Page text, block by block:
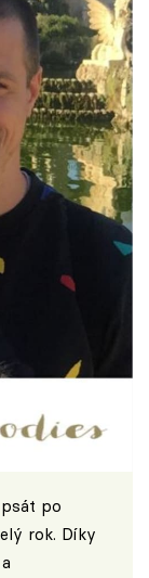
po
rok. Díky